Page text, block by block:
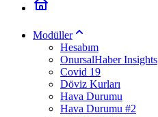
Modüller
Hesabım
OnursalHaber Insights
Covid 19
Döviz Kurları
Hava Durumu
Hava Durumu #2